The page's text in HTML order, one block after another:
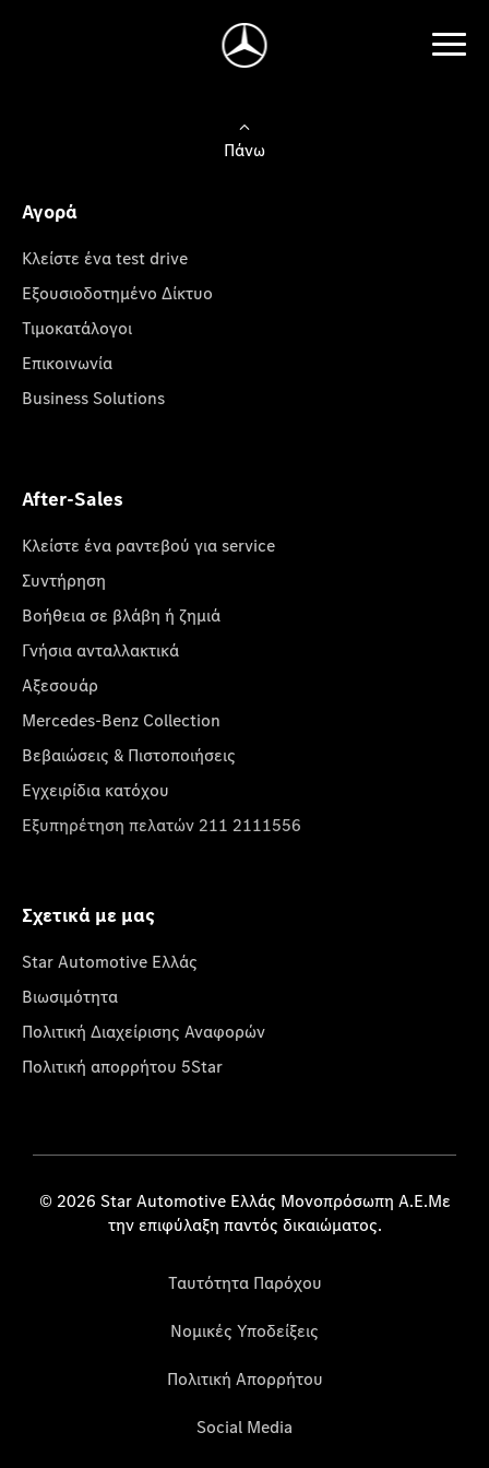
Πάνω
Αγορά
Κλείστε ένα test drive
Εξουσιοδοτημένο Δίκτυο
Τιμοκατάλογοι
Επικοινωνία
Business Solutions
After-Sales
Κλείστε ένα ραντεβού για service
Συντήρηση
Βοήθεια σε βλάβη ή ζημιά
Γνήσια ανταλλακτικά
Αξεσουάρ
Mercedes-Benz Collection
Βεβαιώσεις & Πιστοποιήσεις
Εγχειρίδια κατόχου
Εξυπηρέτηση πελατών 211 2111556
Σχετικά με μας
Star Automotive Ελλάς
Βιωσιμότητα
Πολιτική Διαχείρισης Αναφορών
Πολιτική απορρήτου 5Star
© 2026 Star Automotive Ελλάς Μονοπρόσωπη Α.Ε.Με
την επιφύλαξη παντός δικαιώματος.
Ταυτότητα Παρόχου
Νομικές Υποδείξεις
Πολιτική Απορρήτου
Social Media